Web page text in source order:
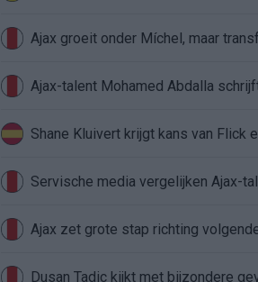
Ajax groeit onder Míchel, maar
Ajax-talent Mohamed Abdalla
Shane Kluivert krijgt kans van Flick
Servische media vergelijken Ajax-
Ajax zet grote stap richting
Dusan Tadic kijkt met bijzondere